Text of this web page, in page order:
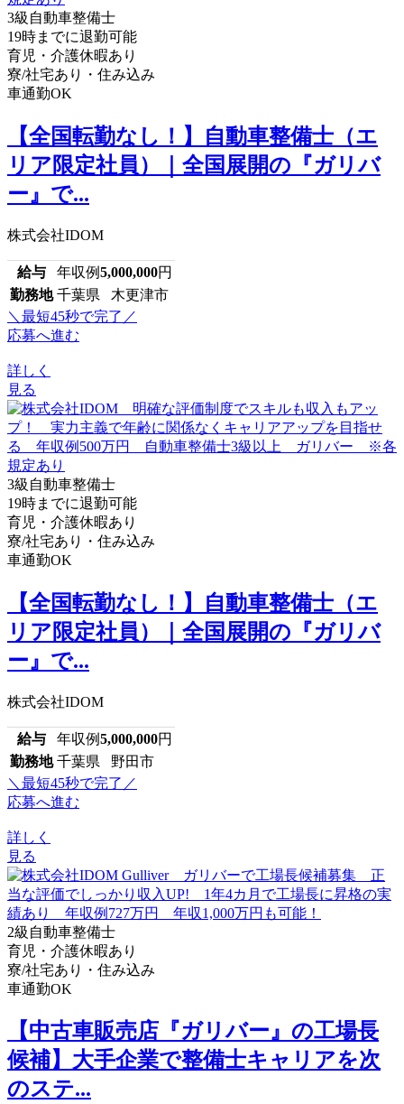
3級自動車整備士
19時までに退勤可能
育児・介護休暇あり
寮/社宅あり・住み込み
車通勤OK
【全国転勤なし！】自動車整備士（エ
リア限定社員）｜全国展開の『ガリバ
ー』で...
株式会社IDOM
給与 年収例5,000,000円
勤務地 千葉県 木更津市
＼最短45秒で完了／
応募へ進む
詳しく
見る
3級自動車整備士
19時までに退勤可能
育児・介護休暇あり
寮/社宅あり・住み込み
車通勤OK
【全国転勤なし！】自動車整備士（エ
リア限定社員）｜全国展開の『ガリバ
ー』で...
株式会社IDOM
給与 年収例5,000,000円
勤務地 千葉県 野田市
＼最短45秒で完了／
応募へ進む
詳しく
見る
2級自動車整備士
育児・介護休暇あり
寮/社宅あり・住み込み
車通勤OK
【中古車販売店『ガリバー』の工場長
候補】大手企業で整備士キャリアを次
のステ...